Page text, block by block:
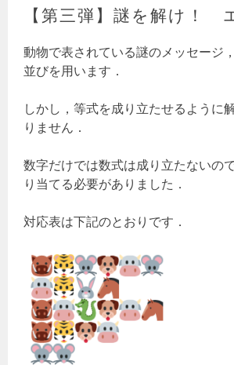
【第三弾】謎を解け！
動物で表されている謎のメッセージ
並びを用います．
しかし，等式を成り立たせるように
りません．
数字だけでは数式は成り立たないの
り当てる必要がありました．
対応表は下記のとおりです．